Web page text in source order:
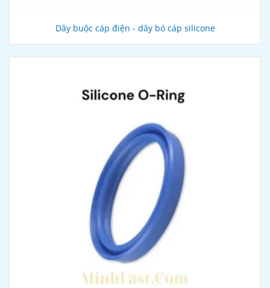
Dây buộc cáp điện - dây bó cáp silicone